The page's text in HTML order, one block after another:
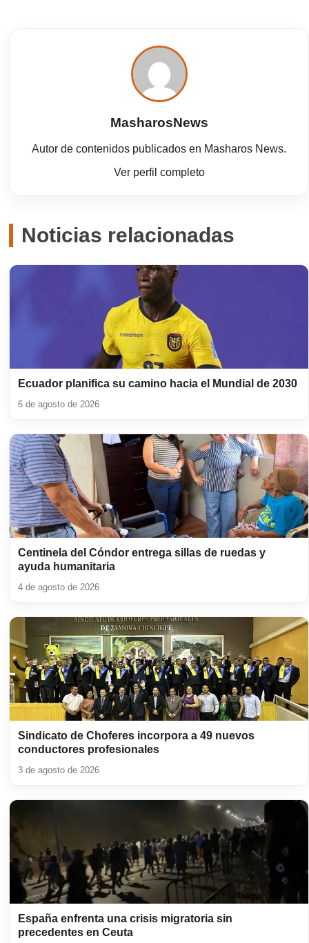
MasharosNews
Autor de contenidos publicados en Masharos News.
Ver perfil completo
Noticias relacionadas
Ecuador planifica su camino hacia el Mundial de 2030
6 de agosto de 2026
Centinela del Cóndor entrega sillas de ruedas y
ayuda humanitaria
4 de agosto de 2026
Sindicato de Choferes incorpora a 49 nuevos
conductores profesionales
3 de agosto de 2026
España enfrenta una crisis migratoria sin
precedentes en Ceuta